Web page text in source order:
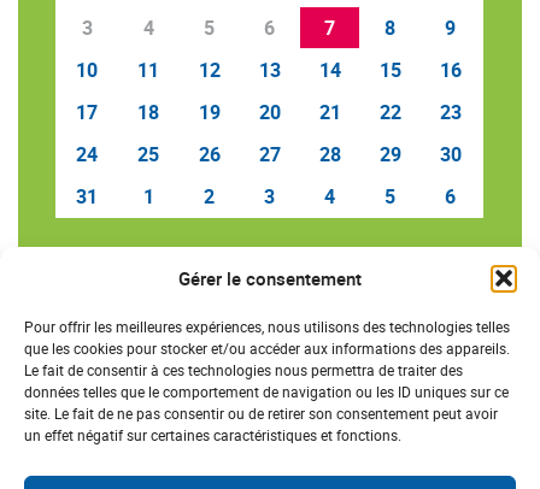
Gérer le consentement
Pour offrir les meilleures expériences, nous utilisons des technologies telles
que les cookies pour stocker et/ou accéder aux informations des appareils.
Le fait de consentir à ces technologies nous permettra de traiter des
données telles que le comportement de navigation ou les ID uniques sur ce
site. Le fait de ne pas consentir ou de retirer son consentement peut avoir
un effet négatif sur certaines caractéristiques et fonctions.
3
4 5 6 7 8
9
10
11 12 13 14 15
16
17
18 19 20 21 22
23
24
25 26 27 28 29
30
31
1 2 3 4 5 6
SAVE THE DATE